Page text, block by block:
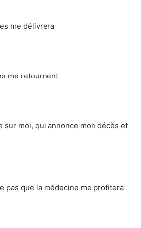
me délivrera
me retournent
sur moi, qui annonce mon décès et
pas que la médecine me profitera